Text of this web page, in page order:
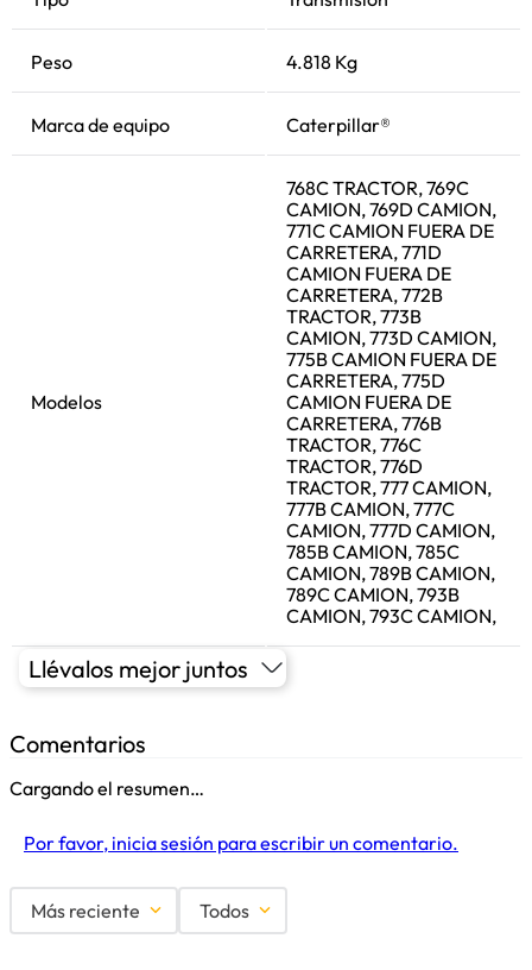
Peso 4.818 Kg
Marca de equipo Caterpillar®
Modelos
768C TRACTOR, 769C
CAMION, 769D CAMION,
771C CAMION FUERA DE
CARRETERA, 771D
CAMION FUERA DE
CARRETERA, 772B
TRACTOR, 773B
CAMION, 773D CAMION,
775B CAMION FUERA DE
CARRETERA, 775D
CAMION FUERA DE
CARRETERA, 776B
TRACTOR, 776C
TRACTOR, 776D
TRACTOR, 777 CAMION,
777B CAMION, 777C
CAMION, 777D CAMION,
785B CAMION, 785C
CAMION, 789B CAMION,
789C CAMION, 793B
CAMION, 793C CAMION,
Llévalos mejor juntos
Comentarios
Cargando el resumen…
Por favor, inicia sesión para escribir un comentario.
Más reciente Todos